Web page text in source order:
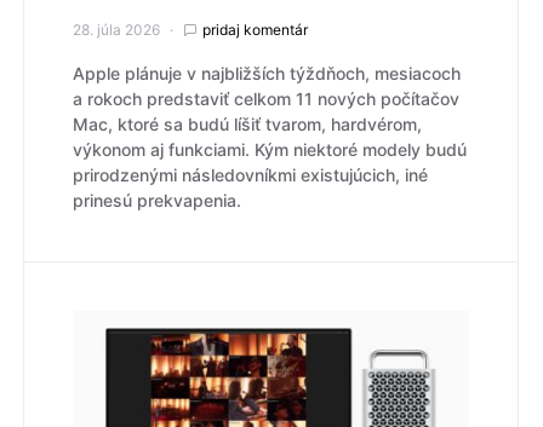
28. júla 2026 pridaj komentár
Apple plánuje v najbližších týždňoch, mesiacoch
a rokoch predstaviť celkom 11 nových počítačov
Mac, ktoré sa budú líšiť tvarom, hardvérom,
výkonom aj funkciami. Kým niektoré modely budú
prirodzenými následovníkmi existujúcich, iné
prinesú prekvapenia.